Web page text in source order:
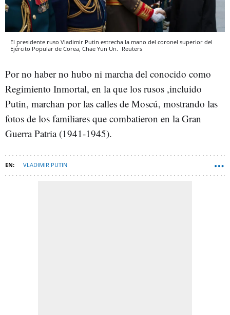
El presidente ruso Vladimir Putin estrecha la mano del coronel superior del
Ejército Popular de Corea, Chae Yun Un. Reuters
Por no haber no hubo ni marcha del conocido como
Regimiento Inmortal, en la que los rusos ,incluido
Putin, marchan por las calles de Moscú, mostrando las
fotos de los familiares que combatieron en la Gran
Guerra Patria (1941-1945).
VLADIMIR PUTIN